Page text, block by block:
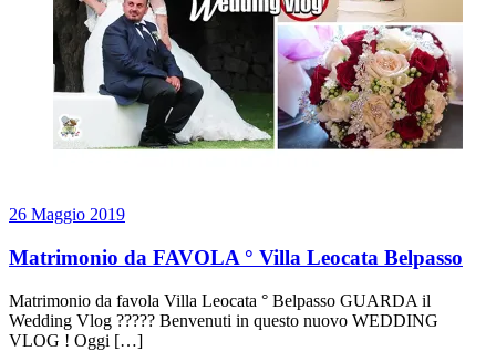
26 Maggio 2019
Matrimonio da FAVOLA ° Villa Leocata Belpasso
Matrimonio da favola Villa Leocata ° Belpasso GUARDA il
Wedding Vlog ????? Benvenuti in questo nuovo WEDDING
VLOG ! Oggi […]